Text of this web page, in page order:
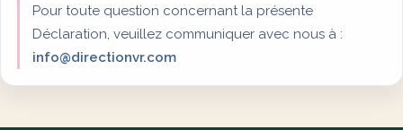
Pour toute question concernant la présente
Déclaration, veuillez communiquer avec nous à :
info@directionvr.com